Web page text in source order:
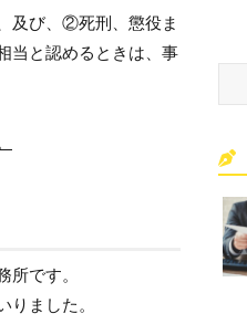
及び、②死刑、懲役ま
当と認めるときは、事
です。
ました。